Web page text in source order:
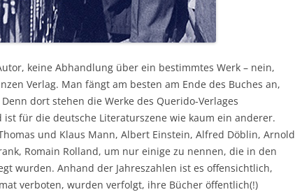
keine Abhandlung über ein bestimmtes Werk – nein,
Verlag. Man fängt am besten am Ende des Buches an,
dort stehen die Werke des Querido-Verlages
für die deutsche Literaturszene wie kaum ein anderer.
und Klaus Mann, Albert Einstein, Alfred Döblin, Arnold
Romain Rolland, um nur einige zu nennen, die in den
wurden. Anhand der Jahreszahlen ist es offensichtlich,
verboten, wurden verfolgt, ihre Bücher öffentlich(!)